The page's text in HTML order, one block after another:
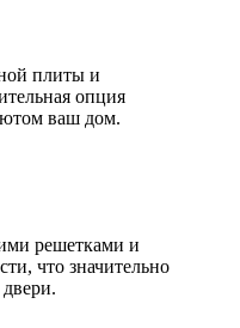
плиты и
опция
ваш дом.
решетками и
что значительно